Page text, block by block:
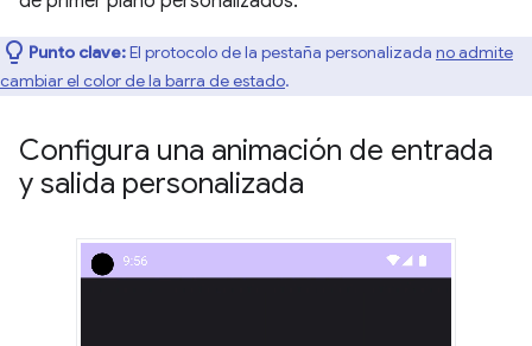
Punto clave:El protocolo de la pestaña personalizada no admite
cambiar el color de la barra de estado.
Configura una animación de entrada
y salida personalizada